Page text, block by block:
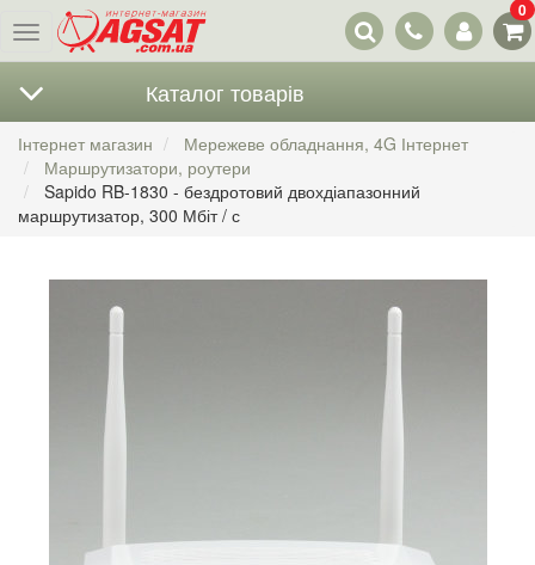
Меню
Наші
контакти
0
Каталог товарів
Інтернет магазин
Мережеве обладнання, 4G Інтернет
Маршрутизатори, роутери
Sapido RB-1830 - бездротовий двохдіапазонний
маршрутизатор, 300 Мбіт / с